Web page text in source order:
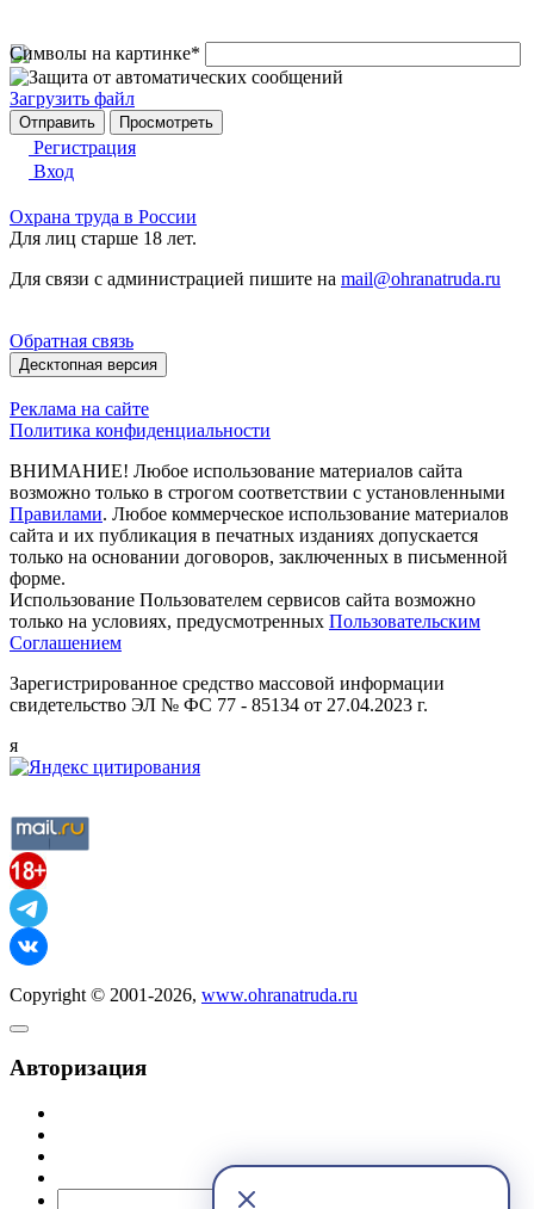
Символы на картинке*
Загрузить файл
Регистрация
Вход
Охрана труда в России
Для лиц старше 18 лет.
Для связи с администрацией пишите на mail@ohranatruda.ru
Обратная связь
Десктопная версия
Реклама на сайте
Политика конфиденциальности
ВНИМАНИЕ! Любое использование материалов сайта
возможно только в строгом соответствии с установленными
Правилами. Любое коммерческое использование материалов
сайта и их публикация в печатных изданиях допускается
только на основании договоров, заключенных в письменной
форме.
Использование Пользователем сервисов сайта возможно
только на условиях, предусмотренных Пользовательским
Соглашением
Зарегистрированное средство массовой информации
свидетельство ЭЛ № ФС 77 - 85134 от 27.04.2023 г.
я
Copyright © 2001-2026, www.ohranatruda.ru
Авторизация